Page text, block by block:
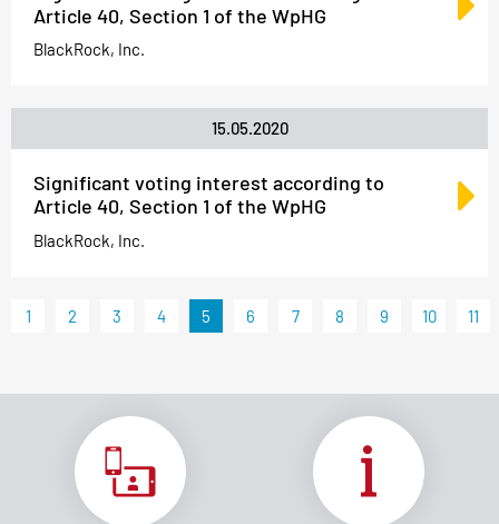
Article 40, Section 1 of the WpHG
BlackRock, Inc.
15.05.2020
Significant voting interest according to
Article 40, Section 1 of the WpHG
BlackRock, Inc.
1 2 3 4 5 6 7 8 9 10 11